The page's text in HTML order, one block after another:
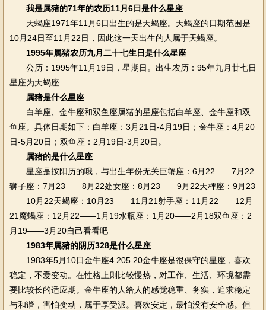
我是属猪的71年的农历11月6日是什么星座
天蝎座1971年11月6日出生的是天蝎座。天蝎座的日期范围是
10月24日至11月22日，因此这一天出生的人属于天蝎座。
1995年属猪农历九月二十七生日是什么星座
公历：1995年11月19日，星期日。出生农历：95年九月廿七日
星座为天蝎座
属猪是什么星座
白羊座、金牛座和双鱼座属猪的星座包括白羊座、金牛座和双
鱼座。具体日期如下：白羊座：3月21日-4月19日；金牛座：4月20
日-5月20日；双鱼座：2月19日-3月20日。
属猪的是什么星座
星座是按阳历的哦，与出生年份无关巨蟹座：6月22——7月22
狮子座：7月23——8月22处女座：8月23——9月22天枰座：9月23
——10月22天蝎座：10月23——11月21射手座：11月22——12月
21魔蝎座：12月22——1月19水瓶座：1月20——2月18双鱼座：2
月19——3月20自己看看吧
1983年属猪的阴历328是什么星座
1983年5月10日金牛座4.205.20金牛座是很保守的星座，喜欢
稳定，不爱变动。在性格上则比较慢热，对工作、生活、环境都需
要比较长的适应期。金牛座的人给人的感觉稳重、务实，追求稳定
与和谐，害怕变动，属于享受派。喜欢安定，最怕没有安全感。但